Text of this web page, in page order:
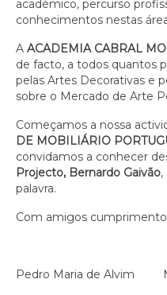
académico, percurso
conhecimentos nestas
A ACADEMIA CABRAL
de facto, a todos quantos
pelas Artes Decorativas e
sobre o Mercado de Arte
Começamos a nossa
DE MOBILIÁRIO
convidamos a conhecer
Projecto, Bernardo Gaivão,
palavra.
Com amigos
Pedro Maria de Alvim